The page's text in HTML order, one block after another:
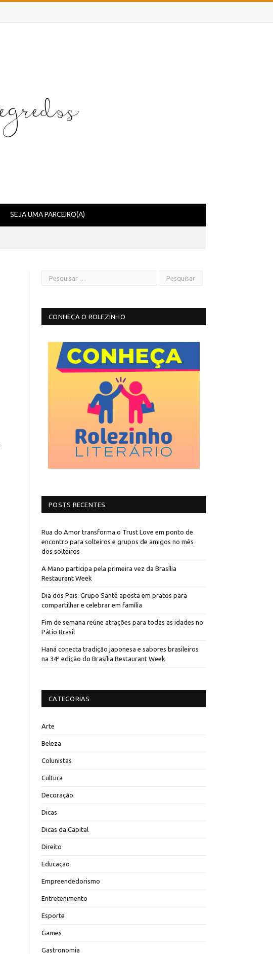
SEJA UMA PARCEIRO(A)
CONHEÇA O ROLEZINHO
POSTS RECENTES
Rua do Amor transforma o Trust Love em ponto de
encontro para solteiros e grupos de amigos no mês
dos solteiros
A Mano participa pela primeira vez da Brasília
Restaurant Week
Dia dos Pais: Grupo Santé aposta em pratos para
compartilhar e celebrar em família
Fim de semana reúne atrações para todas as idades no
Pátio Brasil
Haná conecta tradição japonesa e sabores brasileiros
na 34ª edição do Brasília Restaurant Week
CATEGORIAS
Arte
Beleza
Colunistas
Cultura
Decoração
Dicas
Dicas da Capital
Direito
Educação
Empreendedorismo
Entretenimento
Esporte
Games
Gastronomia